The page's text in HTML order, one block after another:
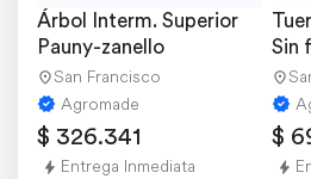
Árbol Interm. Superior
Pauny-zanello
San Francisco
Agromade
$ 326.341
Entrega Inmediata
Sin
$